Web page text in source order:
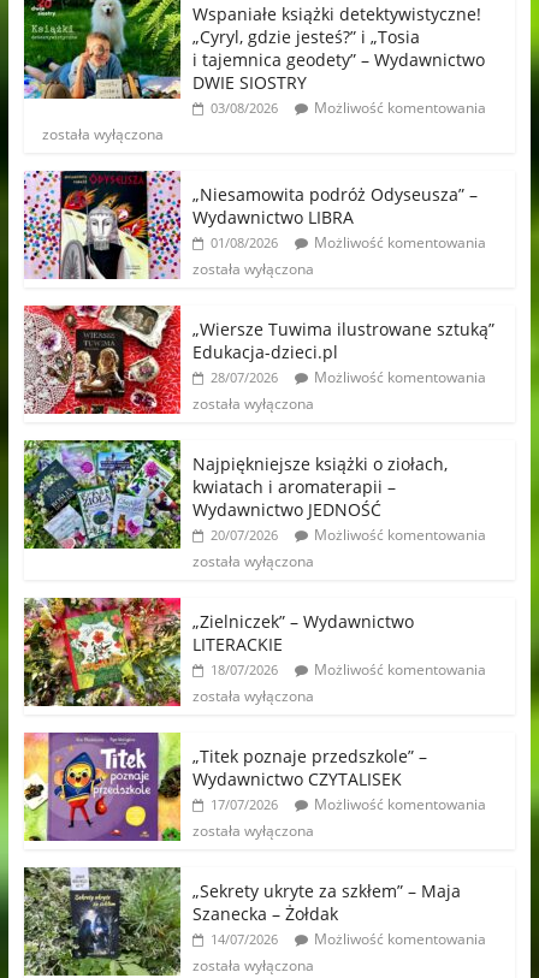
Wspaniałe książki detektywistyczne!
„Cyryl, gdzie jesteś?” i „Tosia
i tajemnica geodety” – Wydawnictwo
DWIE SIOSTRY
03/08/2026
Możliwość komentowania
została wyłączona
„Niesamowita podróż Odyseusza” –
Wydawnictwo LIBRA
01/08/2026
Możliwość komentowania
została wyłączona
„Wiersze Tuwima ilustrowane sztuką”
Edukacja-dzieci.pl
28/07/2026
Możliwość komentowania
została wyłączona
Najpiękniejsze książki o ziołach,
kwiatach i aromaterapii –
Wydawnictwo JEDNOŚĆ
20/07/2026
Możliwość komentowania
została wyłączona
„Zielniczek” – Wydawnictwo
LITERACKIE
18/07/2026
Możliwość komentowania
została wyłączona
„Titek poznaje przedszkole” –
Wydawnictwo CZYTALISEK
17/07/2026
Możliwość komentowania
została wyłączona
„Sekrety ukryte za szkłem” – Maja
Szanecka – Żołdak
14/07/2026
Możliwość komentowania
została wyłączona